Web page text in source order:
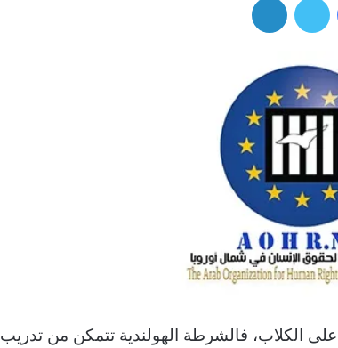
الكلاب، فالشرطة الهولندية تتمكن من تدريب